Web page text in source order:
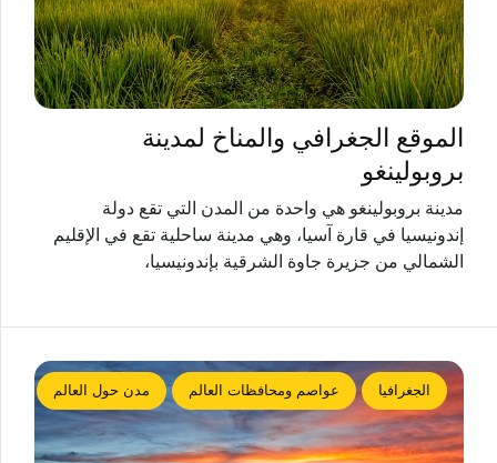
الموقع الجغرافي والمناخ لمدينة
بروبولينغو
مدينة بروبولينغو هي واحدة من المدن التي تقع دولة
إندونيسيا في قارة آسيا، وهي مدينة ساحلية تقع في الإقليم
الشمالي من جزيرة جاوة الشرقية بإندونيسيا،
الجغرافيا عواصم ومحافظات العالم مدن حول العالم